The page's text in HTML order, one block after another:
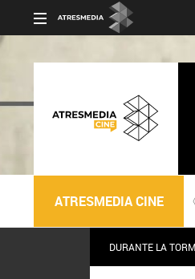
ATRESMEDIA CINE
DURANTE LA